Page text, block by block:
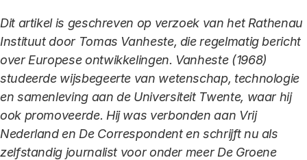
Dit artikel is geschreven op verzoek van het Rathenau
Instituut door Tomas Vanheste, die regelmatig bericht
over Europese ontwikkelingen. Vanheste (1968)
studeerde wijsbegeerte van wetenschap, technologie
en samenleving aan de Universiteit Twente, waar hij
ook promoveerde. Hij was verbonden aan Vrij
Nederland en De Correspondent en schrijft nu als
zelfstandig journalist voor onder meer De Groene